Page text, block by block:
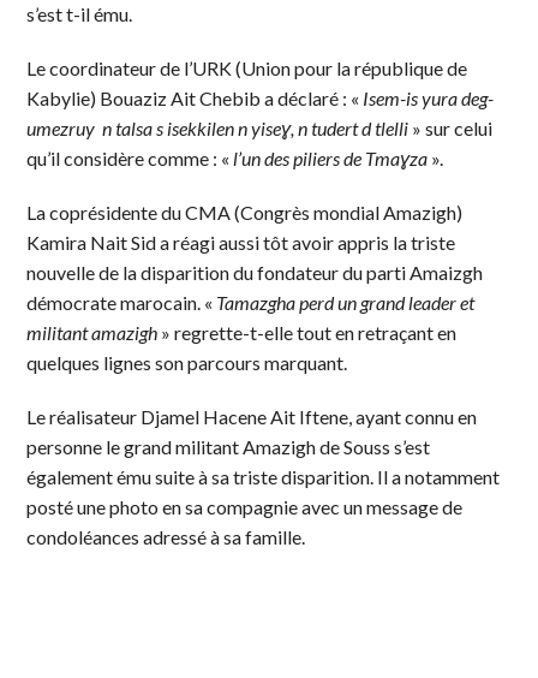
s’est t-il ému.
Le coordinateur de l’URK (Union pour la république de
Kabylie) Bouaziz Ait Chebib a déclaré : « Isem-is yura deg-
umezruy n talsa s isekkilen n yiseɣ, n tudert d tlelli » sur celui
qu’il considère comme : « l’un des piliers de Tmaɣza ».
La coprésidente du CMA (Congrès mondial Amazigh)
Kamira Nait Sid a réagi aussi tôt avoir appris la triste
nouvelle de la disparition du fondateur du parti Amaizgh
démocrate marocain. « Tamazgha perd un grand leader et
militant amazigh » regrette-t-elle tout en retraçant en
quelques lignes son parcours marquant.
Le réalisateur Djamel Hacene Ait Iftene, ayant connu en
personne le grand militant Amazigh de Souss s’est
également ému suite à sa triste disparition. Il a notamment
posté une photo en sa compagnie avec un message de
condoléances adressé à sa famille.